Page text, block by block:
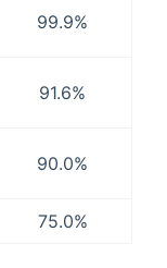
99.9%
91.6%
90.0%
75.0%